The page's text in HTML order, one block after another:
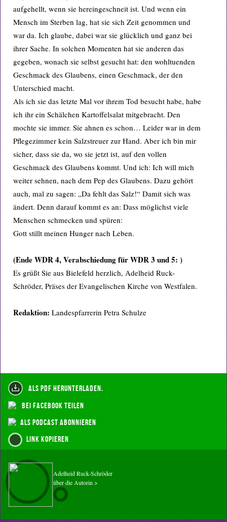
aufgehellt, wenn sie hereingeschneit ist. Und wenn ein
Mensch im Sterben lag, hat sie sich Zeit genommen und
war da. Ich glaube, dabei war sie glücklich und ganz bei
ihrer Sache. In solchen Momenten hat sie anderen das
gegeben, wonach sie selbst gesucht hat: den wohltuenden
Geschmack des Glaubens, einen Geschmack, der den
Unterschied macht.
Als ich sie das letzte Mal vor ihrem Tod besucht habe, habe
ich ihr ein Schälchen Kartoffelsalat mitgebracht. Den
mochte sie immer. Sie ahnen es schon… Leider war in dem
Pflegezimmer kein Salzstreuer zur Hand. Aber ich bin mir
sicher, dass sie da, wo sie jetzt ist, auf den vollen
Geschmack des Glaubens kommt. Und ich: Ich will mich
weiter sehnen, nach dem Pep des Glaubens. Dazu gehört
auch, mal zu sagen: „Da fehlt das Salz!“ Damit sich was
ändert. Denn darauf kommt es an: Dass möglichst viele
Menschen schmecken und spüren:
Gott stillt meinen Hunger nach Leben.
(Ende WDR 4, Verabschiedung für WDR 3 und 5: )
Es grüßt Sie aus Bielefeld herzlich, Adelheid Ruck-
Schröder, Präses der Evangelischen Kirche von Westfalen.
Redaktion: Landespfarrerin Petra Schulze
als PDF herunterladen.
bei Facebook teilen
als Podcast abonnieren
Link kopieren
Adelheid Ruck-Schröder
über die Autorin >